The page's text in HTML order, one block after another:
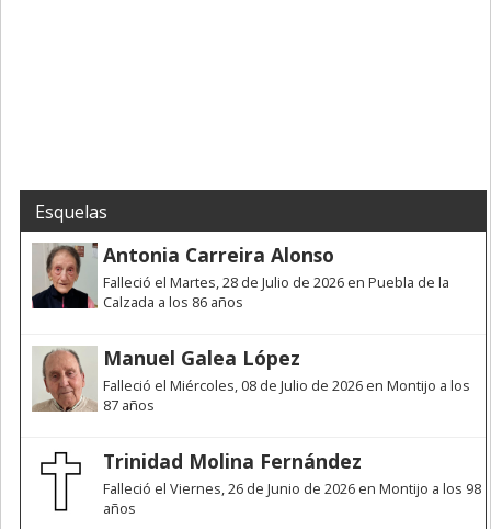
Esquelas
Antonia Carreira Alonso
Falleció el Martes, 28 de Julio de 2026 en Puebla de la
Calzada a los 86 años
Manuel Galea López
Falleció el Miércoles, 08 de Julio de 2026 en Montijo a los
87 años
Trinidad Molina Fernández
Falleció el Viernes, 26 de Junio de 2026 en Montijo a los 98
años